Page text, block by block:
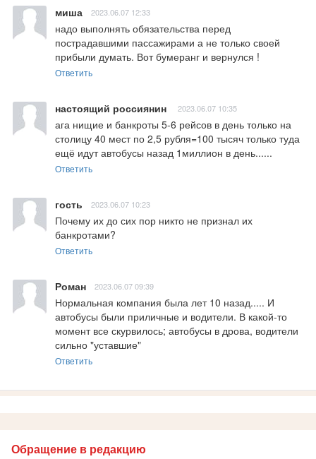
миша 2023.06.07 12:33
надо выполнять обязательства перед
пострадавшими пассажирами а не только своей
прибыли думать. Вот бумеранг и вернулся !
Ответить
настоящий россиянин 2023.06.07 10:35
ага нищие и банкроты 5-6 рейсов в день только на
столицу 40 мест по 2,5 рубля=100 тысяч только туда
ещё идут автобусы назад 1миллион в день......
Ответить
гость 2023.06.07 10:23
Почему их до сих пор никто не признал их
банкротами?
Ответить
Роман 2023.06.07 09:39
Нормальная компания была лет 10 назад..... И
автобусы были приличные и водители. В какой-то
момент все скурвилось; автобусы в дрова, водители
сильно "уставшие"
Ответить
Обращение в редакцию